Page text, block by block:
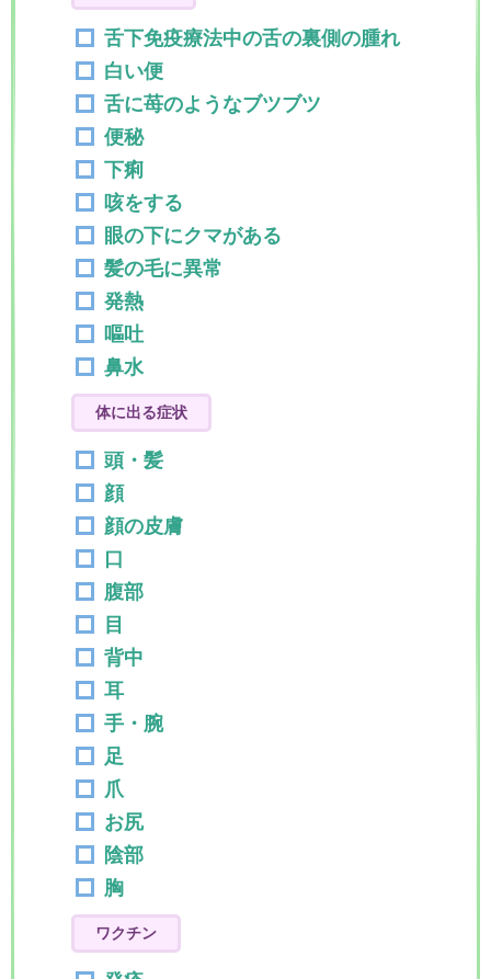
舌下免疫療法中の舌の裏側の腫れ
白い便
舌に苺のようなブツブツ
便秘
下痢
咳をする
眼の下にクマがある
髪の毛に異常
発熱
嘔吐
鼻水
体に出る症状
頭・髪
顔
顔の皮膚
口
腹部
目
背中
耳
手・腕
足
爪
お尻
陰部
胸
ワクチン